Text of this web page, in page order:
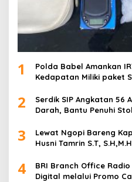
1
Polda Babel Amankan
Kedapatan Miliki paket
2
Serdik SIP Angkatan 56
Darah, Bantu Penuhi
3
Lewat Ngopi Bareng
Husni Tamrin S.T,
4
BRI Branch Office
Digital melalui Promo